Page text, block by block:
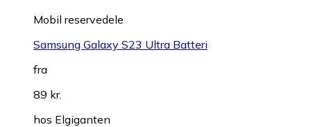
Mobil reservedele
Samsung Galaxy S23 Ultra Batteri
fra
89 kr.
hos Elgiganten